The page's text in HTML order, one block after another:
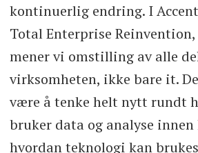
kontinuerlig endring. I
Total Enterprise
mener vi omstilling av alle
virksomheten, ikke bare it.
være å tenke helt nytt rundt
bruker data og analyse
hvordan teknologi kan